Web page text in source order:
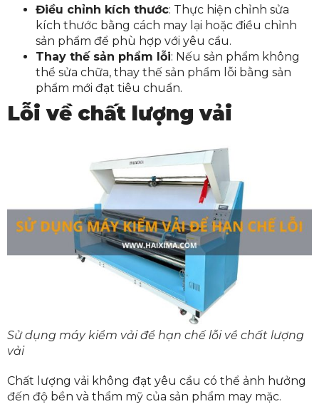
Điều chỉnh kích thước: Thực hiện chỉnh sửa
kích thước bằng cách may lại hoặc điều chỉnh
sản phẩm để phù hợp với yêu cầu.
Thay thế sản phẩm lỗi: Nếu sản phẩm không
thể sửa chữa, thay thế sản phẩm lỗi bằng sản
phẩm mới đạt tiêu chuẩn.
Lỗi về chất lượng vải
Sử dụng máy kiểm vải để hạn chế lỗi về chất lượng
vải
Chất lượng vải không đạt yêu cầu có thể ảnh hưởng
đến độ bền và thẩm mỹ của sản phẩm may mặc.